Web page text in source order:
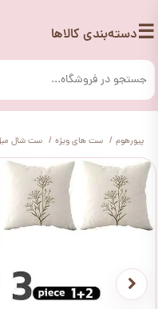
☰دسته‌بندی کالاها
پیورهوم ست های ویژه ست شال